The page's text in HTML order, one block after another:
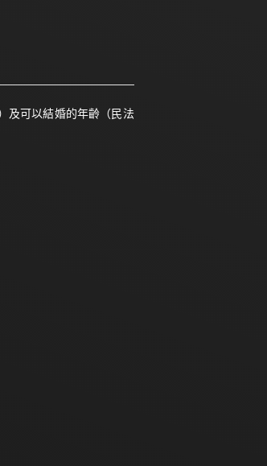
及可以結婚的年齡（民法